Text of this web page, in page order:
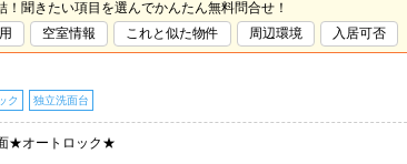
！聞きたい項目を選んでかんたん無料問合せ！
空室情報 これと似た物件 周辺環境 入居可否
ク 独立洗面台
★オートロック★